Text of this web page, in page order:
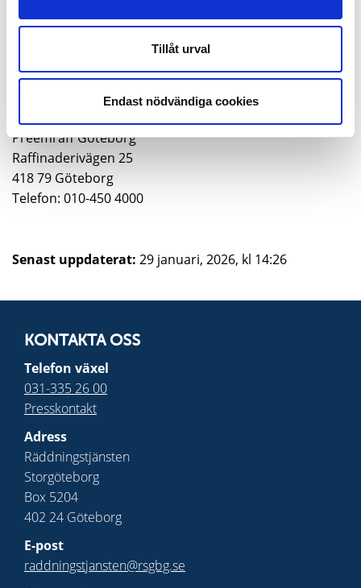
Tillåt urval
Endast nödvändiga cookies
Ytterligare information
följande kontaktuppgifter:
Preemraff Göteborg
Raffinaderivägen 25
418 79 Göteborg
Telefon: 010-450 4000
Senast uppdaterat: 29 januari, 2026, kl 14:26
KONTAKTA OSS
Telefon växel
031-335 26 00
Presskontakt
Adress
Räddningstjänsten
Storgöteborg
Box 5204
402 24 Göteborg
E-post
raddningstjansten@rsgbg.se